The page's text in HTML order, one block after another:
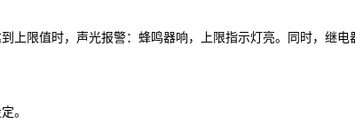
上限值时，声光报警：蜂鸣器响，上限指示灯亮。同时，继
。